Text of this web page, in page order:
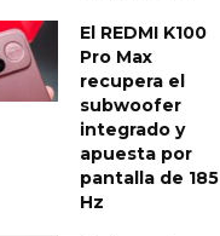
El REDMI K100
Pro Max
recupera el
subwoofer
integrado y
apuesta por
pantalla de 185
Hz